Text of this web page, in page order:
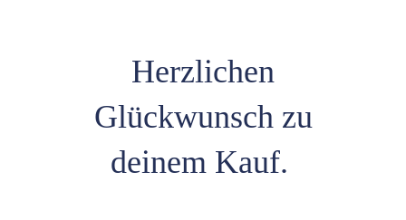
Herzlichen
Glückwunsch zu
deinem Kauf.